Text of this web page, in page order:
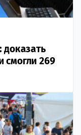
доказать
смогли 269